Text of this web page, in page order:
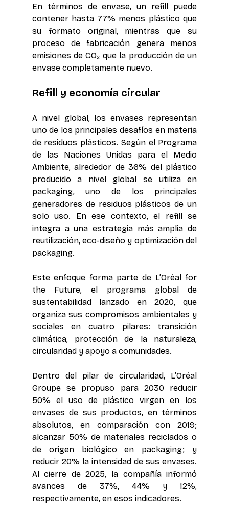
En términos de envase, un refill puede
contener hasta 77% menos plástico que
su formato original, mientras que su
proceso de fabricación genera menos
emisiones de CO₂ que la producción de un
envase completamente nuevo.
Refill y economía circular
A nivel global, los envases representan
uno de los principales desafíos en materia
de residuos plásticos. Según el Programa
de las Naciones Unidas para el Medio
Ambiente, alrededor de 36% del plástico
producido a nivel global se utiliza en
packaging, uno de los principales
generadores de residuos plásticos de un
solo uso. En ese contexto, el refill se
integra a una estrategia más amplia de
reutilización, eco-diseño y optimización del
packaging.
Este enfoque forma parte de L’Oréal for
the Future, el programa global de
sustentabilidad lanzado en 2020, que
organiza sus compromisos ambientales y
sociales en cuatro pilares: transición
climática, protección de la naturaleza,
circularidad y apoyo a comunidades.
Dentro del pilar de circularidad, L’Oréal
Groupe se propuso para 2030 reducir
50% el uso de plástico virgen en los
envases de sus productos, en términos
absolutos, en comparación con 2019;
alcanzar 50% de materiales reciclados o
de origen biológico en packaging; y
reducir 20% la intensidad de sus envases.
Al cierre de 2025, la compañía informó
avances de 37%, 44% y 12%,
respectivamente, en esos indicadores.